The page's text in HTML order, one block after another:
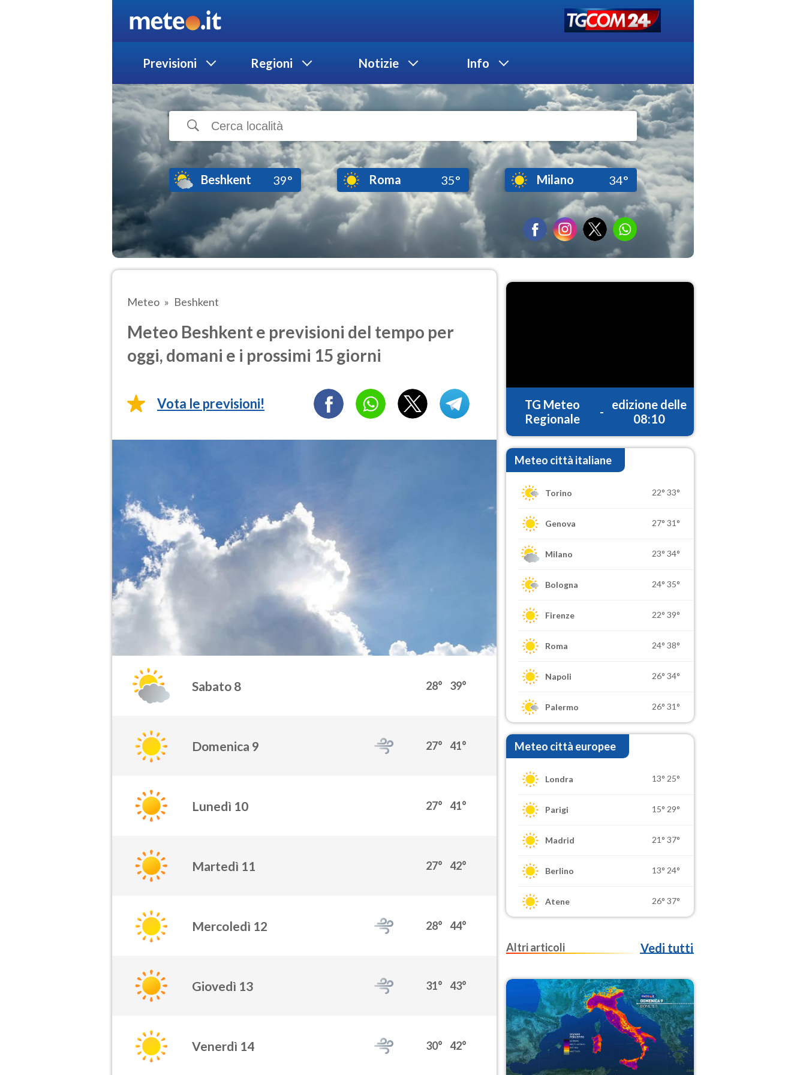
Previsioni Regioni Notizie Info
Beshkent 39° Roma 35° Milano 34°
Meteo Beshkent
Meteo Beshkent e previsioni del tempo per
oggi, domani e i prossimi 15 giorni
Vota le previsioni!
Sabato 8 28° 39°
Domenica 9 27° 41°
Lunedì 10 27° 41°
Martedì 11 27° 42°
Mercoledì 12 28° 44°
Giovedì 13 31° 43°
Venerdì 14 30° 42°
TG Meteo
Regionale
-
edizione delle
08:10
Meteo città italiane
Torino 22° 33°
Genova 27° 31°
Milano 23° 34°
Bologna 24° 35°
Firenze 22° 39°
Roma 24° 38°
Napoli 26° 34°
Palermo 26° 31°
Meteo città europee
Londra 13° 25°
Parigi 15° 29°
Madrid 21° 37°
Berlino 13° 24°
Atene 26° 37°
Altri articoli Vedi tutti